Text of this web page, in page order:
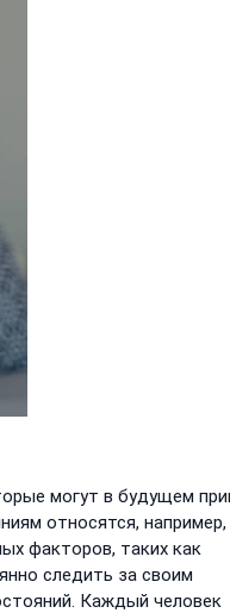
могут в будущем
относятся, например,
факторов, таких как
следить за своим
Каждый человек